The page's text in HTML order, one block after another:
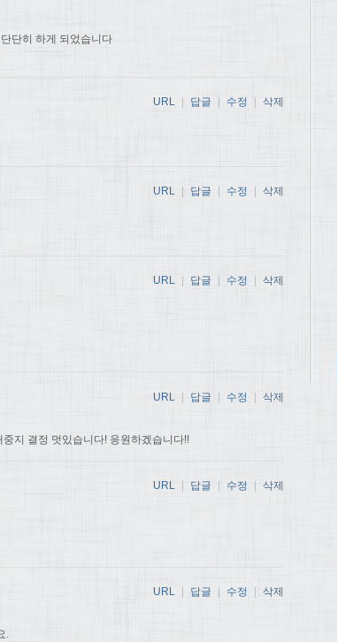
단히 하게 되었습니다
URL 답글 수정 삭제
URL 답글 수정 삭제
URL 답글 수정 삭제
지 결정 멋있습니다! 응원하겠습니다!!
URL | 답글 | 수정 | 삭제
URL 답글 수정 삭제
.
URL 답글 수정 삭제